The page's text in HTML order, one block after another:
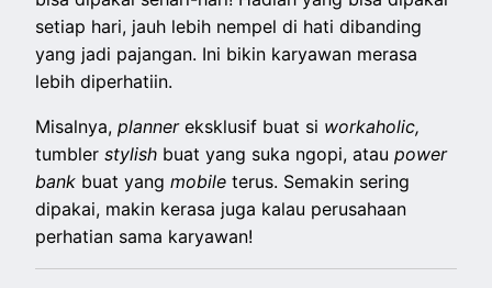
setiap hari, jauh lebih nempel di hati dibanding
yang jadi pajangan. Ini bikin karyawan merasa
lebih diperhatiin.
Misalnya,plannereksklusif buat si workaholic,
tumbler stylish buat yang suka ngopi, ataupower
bank buat yangmobileterus. Semakin sering
dipakai, makin kerasa juga kalau perusahaan
perhatian sama karyawan!